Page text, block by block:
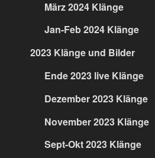
März 2024 Klänge
Jan-Feb 2024 Klänge
2023 Klänge und Bilder
Ende 2023 live Klänge
Dezember 2023 Klänge
November 2023 Klänge
Sept-Okt 2023 Klänge